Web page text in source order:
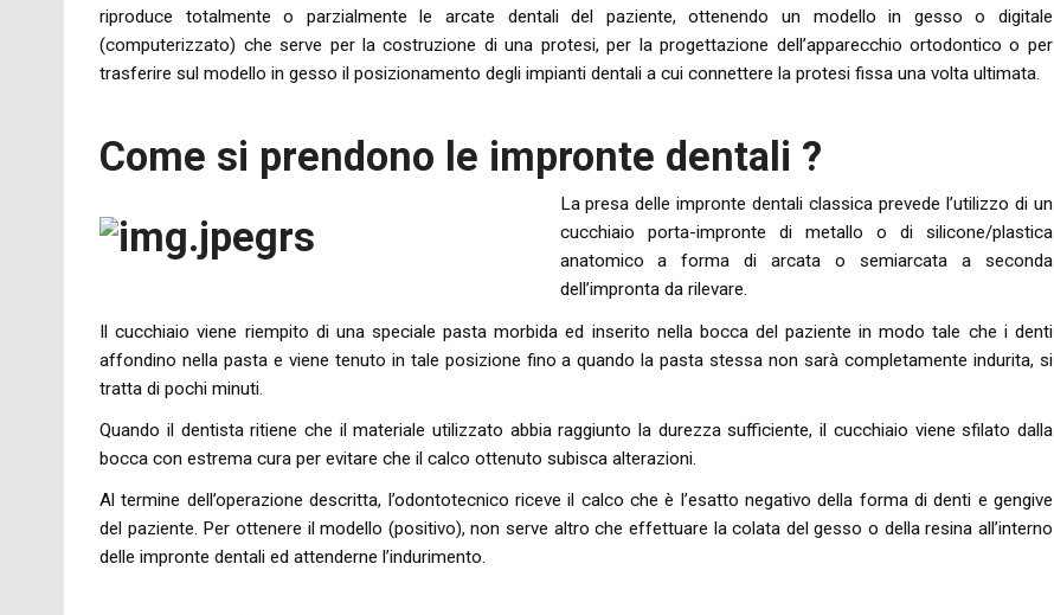
riproduce totalmente o parzialmente le arcate dentali del paziente, ottenendo un modello in gesso o digitale
(computerizzato) che serve per la costruzione di una protesi, per la progettazione dell’apparecchio ortodontico o per
trasferire sul modello in gesso il posizionamento degli impianti dentali a cui connettere la protesi fissa una volta ultimata.
Come si prendono le impronte dentali ?
La presa delle impronte dentali classica prevede l’utilizzo di un
cucchiaio porta-impronte di metallo o di silicone/plastica
anatomico a forma di arcata o semiarcata a seconda
dell’impronta da rilevare.
Il cucchiaio viene riempito di una speciale pasta morbida ed inserito nella bocca del paziente in modo tale che i denti
affondino nella pasta e viene tenuto in tale posizione fino a quando la pasta stessa non sarà completamente indurita, si
tratta di pochi minuti.
Quando il dentista ritiene che il materiale utilizzato abbia raggiunto la durezza sufficiente, il cucchiaio viene sfilato dalla
bocca con estrema cura per evitare che il calco ottenuto subisca alterazioni.
Al termine dell’operazione descritta, l’odontotecnico riceve il calco che è l’esatto negativo della forma di denti e gengive
del paziente. Per ottenere il modello (positivo), non serve altro che effettuare la colata del gesso o della resina all’interno
delle impronte dentali ed attenderne l’indurimento.